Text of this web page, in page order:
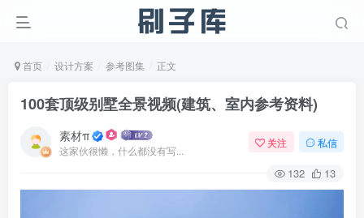
首页 设计方案 参考图集 正文
100套顶级别墅全景视频(建筑、室内参考资料)
素材π
这家伙很懒，什么都没有写...
关注 私信
132 13